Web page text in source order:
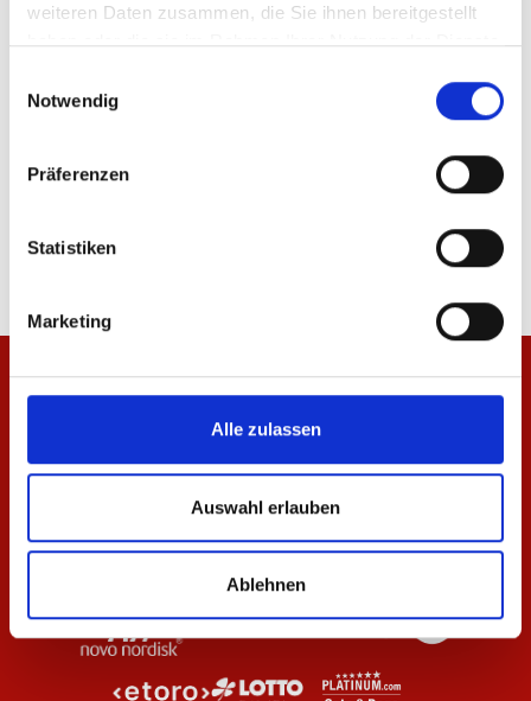
weiteren Daten zusammen, die Sie ihnen bereitgestellt
haben oder die sie im Rahmen Ihrer Nutzung der Dienste
Notwendig
Präferenzen
Statistiken
Marketing
Alle zulassen
Auswahl erlauben
Ablehnen
ÄHNLICHE PRODUKTE
T-Shirt Essentials Navy Unisex T-Shirt Essentials